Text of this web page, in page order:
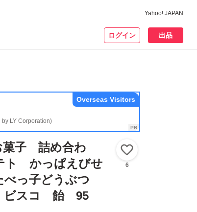
Yahoo! JAPAN
ログイン 出品
LY Corporation)
Overseas Visitors
菓子 詰め合わ
ト かっぱえびせ
っ子どうぶつ
ビスコ 飴 95
6